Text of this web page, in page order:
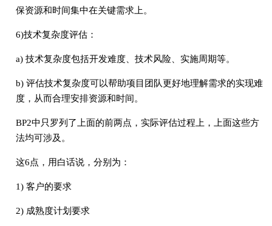
保资源和时间集中在关键需求上。
6)技术复杂度评估：
a) 技术复杂度包括开发难度、技术风险、实施周期等。
b) 评估技术复杂度可以帮助项目团队更好地理解需求的实现难
度，从而合理安排资源和时间。
BP2中只罗列了上面的前两点，实际评估过程上，上面这些方
法均可涉及。
这6点，用白话说，分别为：
1) 客户的要求
2) 成熟度计划要求